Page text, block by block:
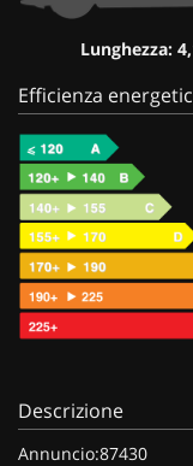
Lunghezza:
Efficienza
Descrizione
Annuncio:87430